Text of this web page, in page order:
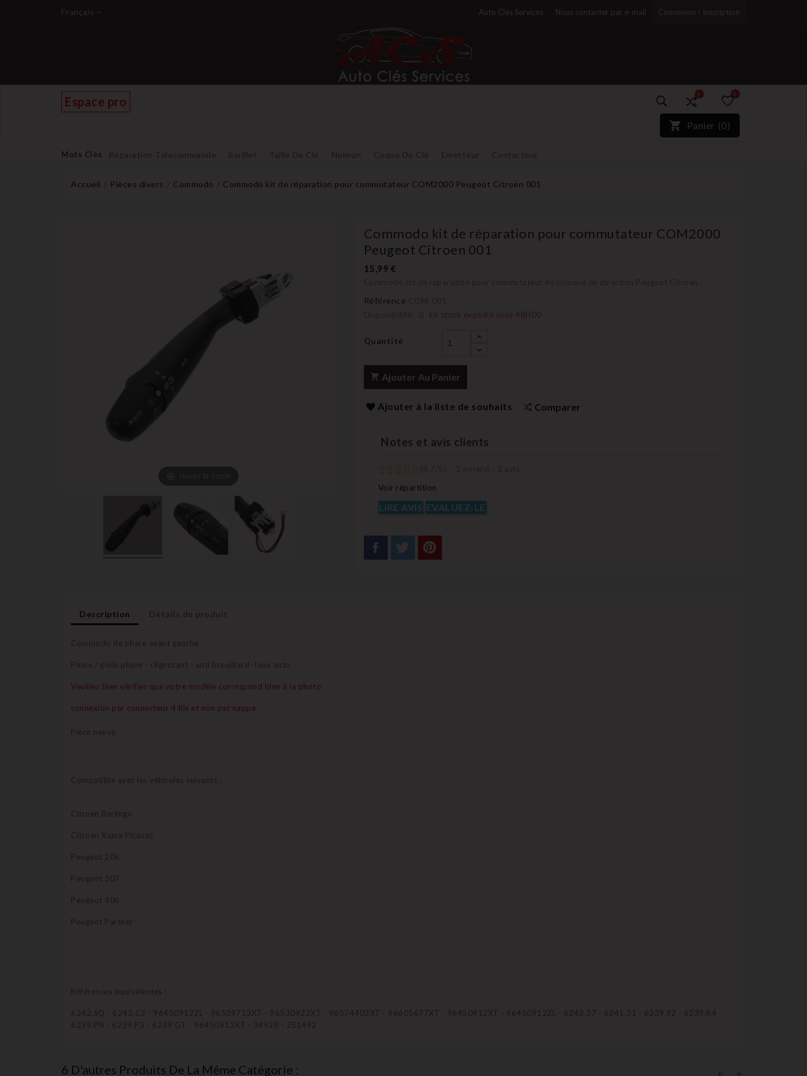
Français Auto Clés Services Nous contacter par e-mail Connexion / Inscription
Espace pro
0
)*}
0
Panier (0)
Mots Clés Réparation Télecommande Barillet Taille De Clé Neiman Coque De Clé Emetteur Contacteur
Accueil Pièces divers Commodo Commodo kit de réparation pour commutateur COM2000 Peugeot Citroen 001
Commodo kit de réparation pour commutateur COM2000
Peugeot Citroen 001
15,99 €
Référence
En stock expédié sous 48H00
Quantité
Ajouter Au Panier
Ajouter à la liste de souhaits Comparer
Notes et avis clients
Voir répartition
LIRE AVIS EVALUEZ-LE
Description
Commodo de phare avant gauche
Phare / plein phare - clignotant - anti brouillard- feux auto
Veuillez bien vérifier que votre modèle correspond bien à la photo
connexion par connecteur 4 fils et non par nappe
Pièce neuve
Compatible avec les véhicules suivants :
Citroen Berlingo
Citroen Xsara Picasso
Peugeot 206
Peugeot 307
Peugeot 406
Peugeot Partner
Références équivalentes :
6242.SQ - 6242.C2 - 96450912ZL - 96509713XT - 96530922XT - 96574403XT - 96605677XT - 96450912XT - 96450912ZL - 6242.37 - 6241.31 - 6239.Y2 - 6239.R4 -
6239.PN - 6239.P3 - 6239.GT - 96450912XT - 34928 - 251492
6 D'autres Produits De La Même Catégorie :